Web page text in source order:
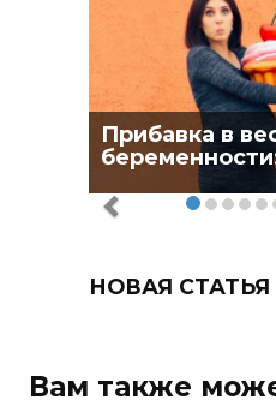
Прибавка в
НОВАЯ
Вам также